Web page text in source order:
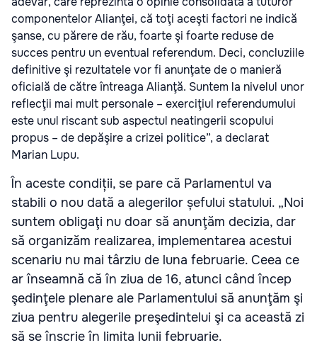
componentelor Alianţei, că toţi aceşti factori ne indică
şanse, cu părere de rău, foarte şi foarte reduse de
succes pentru un eventual referendum. Deci, concluziile
definitive şi rezultatele vor fi anunţate de o manieră
oficială de către întreaga Alianţă. Suntem la nivelul unor
reflecţii mai mult personale – exerciţiul referendumului
este unul riscant sub aspectul neatingerii scopului
propus – de depăşire a crizei politice”, a declarat
Marian Lupu.
În aceste condiții, se pare că Parlamentul va
stabili o nou dată a alegerilor șefului statului. „Noi
suntem obligaţi nu doar să anunţăm decizia, dar
să organizăm realizarea, implementarea acestui
scenariu nu mai târziu de luna februarie. Ceea ce
ar înseamnă că în ziua de 16, atunci când încep
şedinţele plenare ale Parlamentului să anunţăm şi
ziua pentru alegerile preşedintelui şi ca această zi
să se înscrie în limita lunii februarie.